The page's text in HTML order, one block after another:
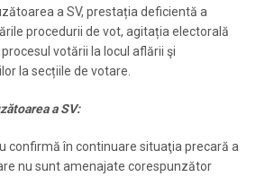
a SV, prestația deficientă a
procedurii de vot, agitația electorală
votării la locul aflării şi
la secțiile de votare.
a SV:
confirmă în continuare situaţia precară a
nu sunt amenajate corespunzător